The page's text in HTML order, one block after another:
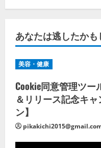
あなたは逃したか
美容・健康
Cookie同意管理ツー
＆リリース記念キ
ン】